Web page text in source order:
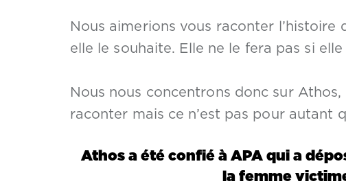
Nous aimerions vous raconter
elle le souhaite. Elle ne le fera pas si
Nous nous concentrons donc sur
raconter mais ce n’est pas pour autant
Athos a été confié à APA qui a
la femme